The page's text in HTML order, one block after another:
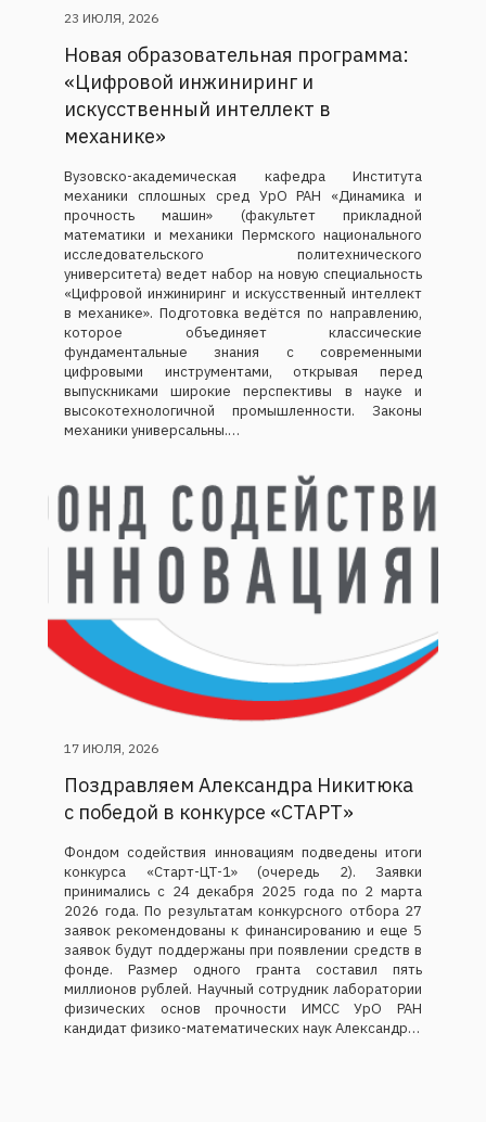
23 ИЮЛЯ, 2026
Новая образовательная программа:
«Цифровой инжиниринг и
искусственный интеллект в
механике»
Вузовско-академическая кафедра Института
механики сплошных сред УрО РАН «Динамика и
прочность машин» (факультет прикладной
математики и механики Пермского национального
исследовательского политехнического
университета) ведет набор на новую специальность
«Цифровой инжиниринг и искусственный интеллект
в механике». Подготовка ведётся по направлению,
которое объединяет классические
фундаментальные знания с современными
цифровыми инструментами, открывая перед
выпускниками широкие перспективы в науке и
высокотехнологичной промышленности. Законы
механики универсальны.…
17 ИЮЛЯ, 2026
Поздравляем Александра Никитюка
с победой в конкурсе «СТАРТ»
Фондом содействия инновациям подведены итоги
конкурса «Старт-ЦТ-1» (очередь 2). Заявки
принимались с 24 декабря 2025 года по 2 марта
2026 года. По результатам конкурсного отбора 27
заявок рекомендованы к финансированию и еще 5
заявок будут поддержаны при появлении средств в
фонде. Размер одного гранта составил пять
миллионов рублей. Научный сотрудник лаборатории
физических основ прочности ИМСС УрО РАН
кандидат физико-математических наук Александр…